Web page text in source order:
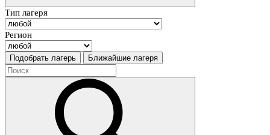
Тип лагеря
Регион
Подобрать лагерь Ближайшие лагеря